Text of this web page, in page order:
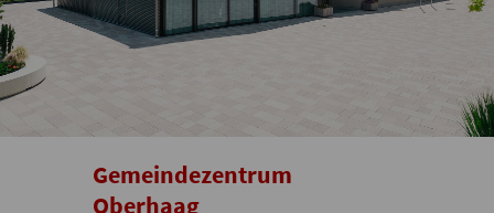
Gemeindezentrum
Oberhaag